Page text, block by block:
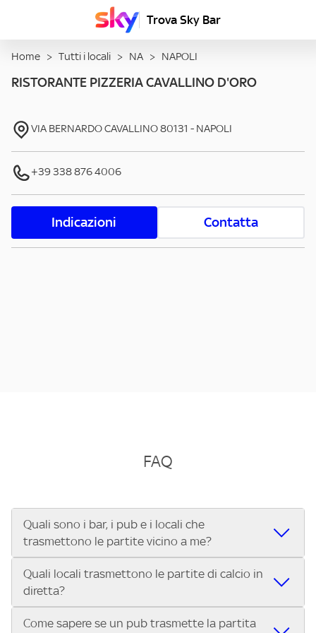
Trova Sky Bar
Home > Tutti i locali > NA > NAPOLI
RISTORANTE PIZZERIA CAVALLINO D'ORO
VIA BERNARDO CAVALLINO80131 - NAPOLI
+39 338 876 4006
Indicazioni Contatta
FAQ
Quali sono i bar, i pub e i locali che
trasmettono le partite vicino a me?
Se cerchi un bar, pub, ristorante o locale vicino a te per
vedere le partite di Serie A ENILIVE, la Serie C Sky Wifi, la
UEFA Champions League, la UEFA Europa League, la UEFA
Conference League, il Tennis, la Formula 1®, la MotoGP™ e
Quali locali trasmettono le partite di calcio in
diretta?
Vuoi sapere quali bar, pub o ristoranti mostrano le partite
Come sapere se un pub trasmette la partita